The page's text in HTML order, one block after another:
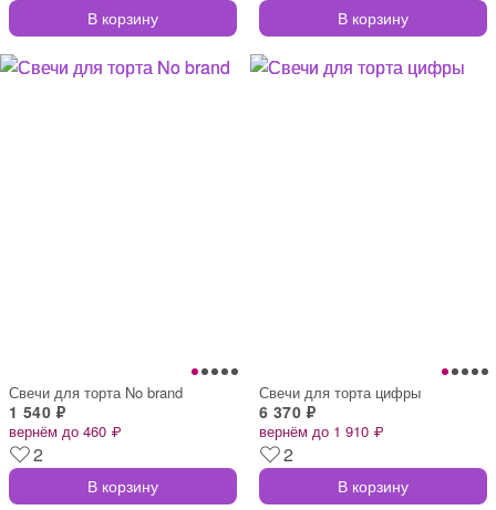
В корзину В корзину
Свечи для торта No brand
1 540 ₽
вернём до 460 ₽
2
В корзину
Свечи для торта цифры
6 370 ₽
вернём до 1 910 ₽
2
В корзину